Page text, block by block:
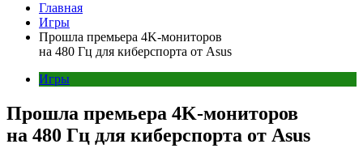
Главная
Игры
Прошла премьера 4K-мониторов
на 480 Гц для киберспорта от Asus
Игры
Прошла премьера 4K-мониторов
на 480 Гц для киберспорта от Asus